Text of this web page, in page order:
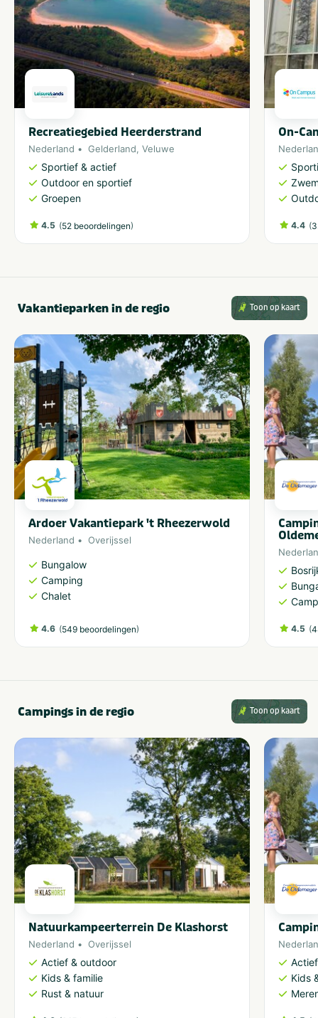
In de buurt
Attractiepark
Fietsroutes
Golfbaan
Restaurants
Shoppen
Treinstation
Wandelroutes
Musea en kastelen
Recreatiegebied Heerderstrand
Nederland Gelderland, Veluwe
Sportief & actief
Outdoor en sportief
Groepen
4.5 (52 beoordelingen)
On-
4.4 (
Vakantieparken in de regio Toon op kaart
Ardoer Vakantiepark 't Rheezerwold
Nederland Overijssel
Bungalow
Camping
Chalet
4.6 (549 beoordelingen) 4.5 (
Campings in de regio Toon op kaart
Natuurkampeerterrein De Klashorst
Nederland Overijssel
Actief & outdoor
Kids & familie
Rust & natuur
Kids